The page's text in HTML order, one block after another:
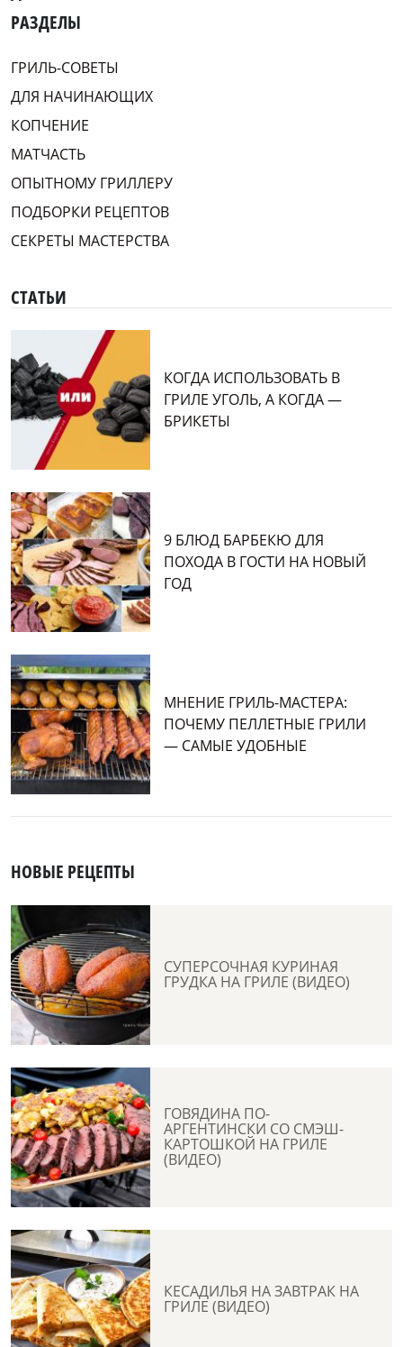
РАЗДЕЛЫ
ГРИЛЬ-СОВЕТЫ
ДЛЯ НАЧИНАЮЩИХ
КОПЧЕНИЕ
МАТЧАСТЬ
ОПЫТНОМУ ГРИЛЛЕРУ
ПОДБОРКИ РЕЦЕПТОВ
СЕКРЕТЫ МАСТЕРСТВА
СТАТЬИ
КОГДА ИСПОЛЬЗОВАТЬ В
ГРИЛЕ УГОЛЬ, А КОГДА —
БРИКЕТЫ
9 БЛЮД БАРБЕКЮ ДЛЯ
ПОХОДА В ГОСТИ НА НОВЫЙ
ГОД
МНЕНИЕ ГРИЛЬ-МАСТЕРА:
ПОЧЕМУ ПЕЛЛЕТНЫЕ ГРИЛИ
— САМЫЕ УДОБНЫЕ
НОВЫЕ РЕЦЕПТЫ
СУПЕРСОЧНАЯ КУРИНАЯ
ГРУДКА НА ГРИЛЕ (ВИДЕО)
ГОВЯДИНА ПО-
АРГЕНТИНСКИ СО СМЭШ-
КАРТОШКОЙ НА ГРИЛЕ
(ВИДЕО)
КЕСАДИЛЬЯ НА ЗАВТРАК НА
ГРИЛЕ (ВИДЕО)